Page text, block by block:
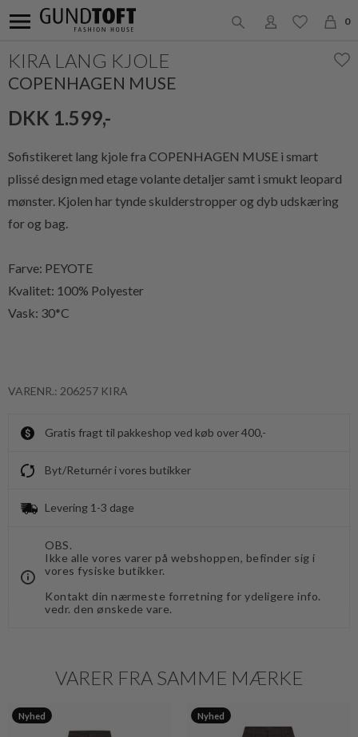
0
KIRA LANG KJOLE
COPENHAGEN MUSE
DKK 1.599,-
Sofistikeret lang kjole fra COPENHAGEN MUSE i smart
plissé design med etage volante detaljer samt i smukt leopard
mønster. Kjolen har tynde skulderstropper og dyb udskæring
for og bag.
Farve: PEYOTE
Kvalitet: 100% Polyester
Vask: 30*C
VARENR.: 206257 KIRA
Gratis fragt til pakkeshop ved køb over 400,-
Byt/Returnér i vores butikker
Levering 1-3 dage
OBS.
Ikke alle vores varer på webshoppen, befinder sig i
vores fysiske butikker.
Kontakt din nærmeste forretning for ydeligere info.
vedr. den ønskede vare.
VARER FRA SAMME MÆRKE
Nyhed Nyhed